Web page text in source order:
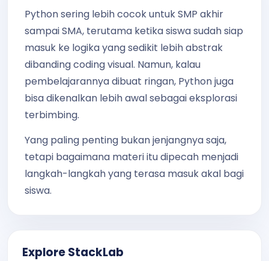
Python sering lebih cocok untuk SMP akhir
sampai SMA, terutama ketika siswa sudah siap
masuk ke logika yang sedikit lebih abstrak
dibanding coding visual. Namun, kalau
pembelajarannya dibuat ringan, Python juga
bisa dikenalkan lebih awal sebagai eksplorasi
terbimbing.
Yang paling penting bukan jenjangnya saja,
tetapi bagaimana materi itu dipecah menjadi
langkah-langkah yang terasa masuk akal bagi
siswa.
Explore StackLab